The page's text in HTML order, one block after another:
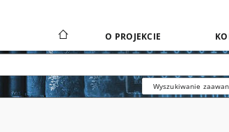
O PROJEKCIE
Wyszukiwanie